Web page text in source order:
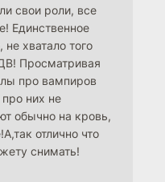
свои роли, все
Единственное
не хватало того
Просматривая
про вампиров
них не
обычно на кровь,
отлично что
снимать!